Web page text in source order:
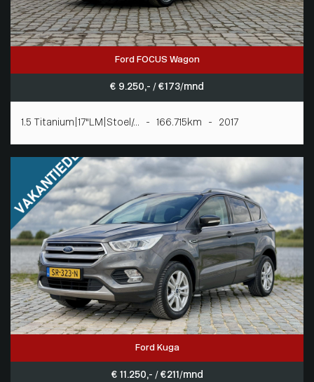
Ford FOCUS Wagon
€ 9.250,- / € 173/mnd
1.5 Titanium|17"LM|Stoel/... - 166.715km - 2017
Ford Kuga
€ 11.250,- / € 211/mnd